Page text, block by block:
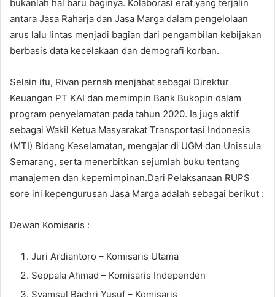
bukanlah hal baru baginya. Kolaborasi erat yang terjalin
antara Jasa Raharja dan Jasa Marga dalam pengelolaan
arus lalu lintas menjadi bagian dari pengambilan kebijakan
berbasis data kecelakaan dan demografi korban.
Selain itu, Rivan pernah menjabat sebagai Direktur
Keuangan PT KAI dan memimpin Bank Bukopin dalam
program penyelamatan pada tahun 2020. Ia juga aktif
sebagai Wakil Ketua Masyarakat Transportasi Indonesia
(MTI) Bidang Keselamatan, mengajar di UGM dan Unissula
Semarang, serta menerbitkan sejumlah buku tentang
manajemen dan kepemimpinan.Dari Pelaksanaan RUPS
sore ini kepengurusan Jasa Marga adalah sebagai berikut :
Dewan Komisaris :
Juri Ardiantoro – Komisaris Utama
Seppala Ahmad – Komisaris Independen
Syamsul Bachri Yusuf – Komisaris